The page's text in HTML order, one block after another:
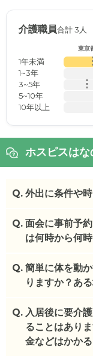
介護職員合計 3人
東京
1年未満
1~3年
3~5年
5~10年
10年以上
ホスピスは
Q. 外出に条件や
特にございませ
Q. 面会に事前予
は何時から何
事前連絡をして
間で。
(回答者: 施設担当
Q. 簡単に体を動
りますか？あ
特にございませ
(回答者: 施設担当
Q. 入居後に要介
ることはあり
金などはかかる